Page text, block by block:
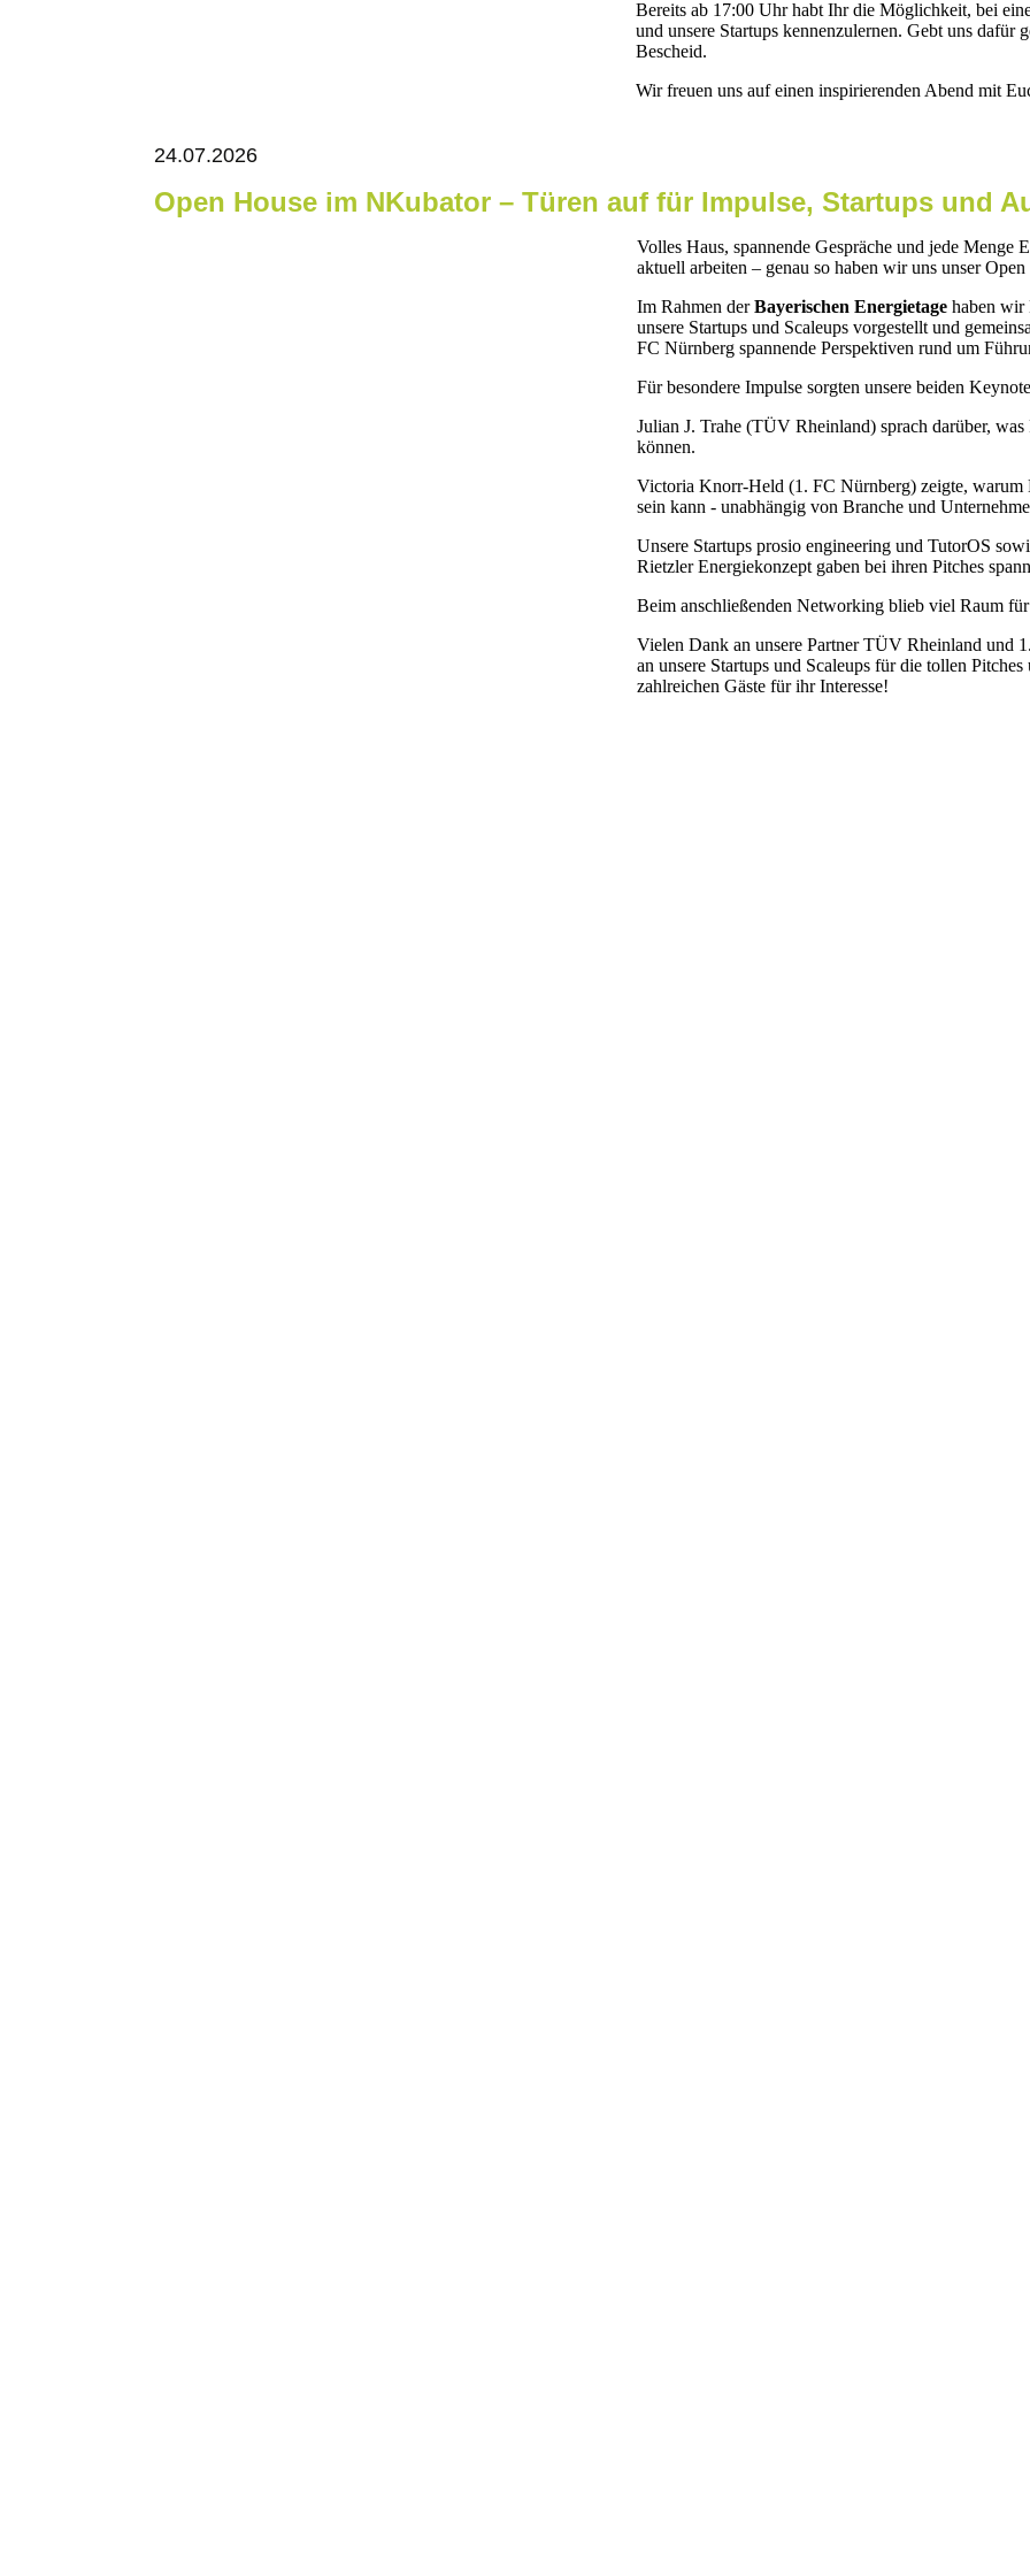
Bereits ab 17:00 Uhr habt Ihr die Möglichkeit, bei
und unsere Startups kennenzulernen. Gebt uns
Bescheid.
Wir freuen uns auf einen inspirierenden Abend mit
24.07.2026
Open House im NKubator – Türen auf für Impulse, Startups und
Volles Haus, spannende Gespräche und jede Menge
aktuell arbeiten – genau so haben wir uns unser
Im Rahmen derBayerischen Energietage haben wir
unsere Startups und Scaleups vorgestellt und
FC Nürnberg spannende Perspektiven rund um
Für besondere Impulse sorgten unsere beiden
Julian J. Trahe (TÜV Rheinland) sprach darüber,
können.
Victoria Knorr-Held (1. FC Nürnberg) zeigte,
sein kann - unabhängig von Branche und
Unsere Startups prosio engineering und TutorOS
Rietzler Energiekonzept gaben bei ihren Pitches
Beim anschließenden Networking blieb viel Raum
Vielen Dank an unsere Partner TÜV Rheinland und
an unsere Startups und Scaleups für die tollen
zahlreichen Gäste für ihr Interesse!